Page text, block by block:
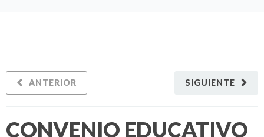
SIGUIENTE
ANTERIOR
CONVENIO EDUCATIVO